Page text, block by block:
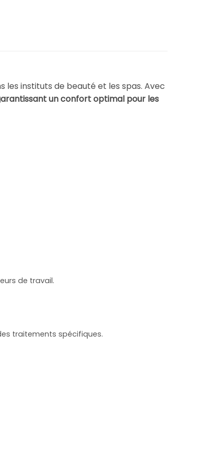
les instituts de beauté et les spas. Avec
un confort optimal pour les
de travail.
traitements spécifiques.